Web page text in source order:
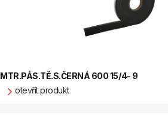
MTR.PÁS.TĚ.S.ČERNÁ 600 15/4- 9
otevřít produkt